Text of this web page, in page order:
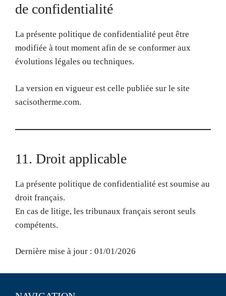
de confidentialité
La présente politique de confidentialité peut être
modifiée à tout moment afin de se conformer aux
évolutions légales ou techniques.
La version en vigueur est celle publiée sur le site
sacisotherme.com.
11. Droit applicable
La présente politique de confidentialité est soumise au
droit français.
En cas de litige, les tribunaux français seront seuls
compétents.
Dernière mise à jour : 01/01/2026